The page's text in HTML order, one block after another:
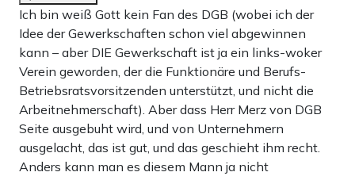
Ich bin weiß Gott kein Fan des DGB (wobei ich der
Idee der Gewerkschaften schon viel abgewinnen
kann – aber DIE Gewerkschaft ist ja ein links-woker
Verein geworden, der die Funktionäre und Berufs-
Betriebsratsvorsitzenden unterstützt, und nicht die
Arbeitnehmerschaft). Aber dass Herr Merz von DGB
Seite ausgebuht wird, und von Unternehmern
ausgelacht, das ist gut, und das geschieht ihm recht.
Anders kann man es diesem Mann ja nicht